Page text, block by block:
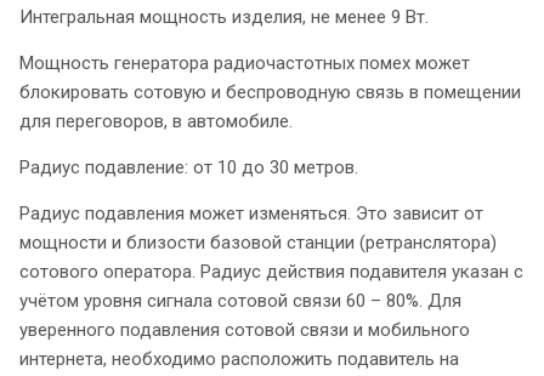
Интегральная мощность изделия, не менее 9 Вт.
Мощность генератора радиочастотных помех может
блокировать сотовую и беспроводную связь в помещении
для переговоров, в автомобиле.
Радиус подавление: от 10 до 30 метров.
Радиус подавления может изменяться. Это зависит от
мощности и близости базовой станции (ретранслятора)
сотового оператора. Радиус действия подавителя указан с
учётом уровня сигнала сотовой связи 60 – 80%. Для
уверенного подавления сотовой связи и мобильного
интернета, необходимо расположить подавитель на